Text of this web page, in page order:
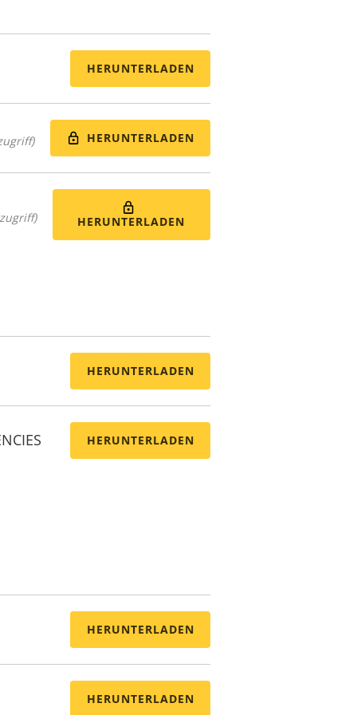
HERUNTERLADEN
HERUNTERLADEN
HERUNTERLADEN
HERUNTERLADEN
HERUNTERLADEN
HERUNTERLADEN
HERUNTERLADEN